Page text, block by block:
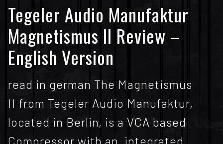
Tegeler Audio Manufaktur
Magnetismus II Review –
English Version
read in german The Magnetismus
II from Tegeler Audio Manufaktur,
located in Berlin, is a VCA based
Compressor with an integrated